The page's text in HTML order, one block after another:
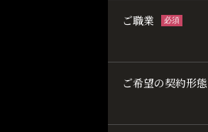
ご職業 必須
ご希望の契約形態